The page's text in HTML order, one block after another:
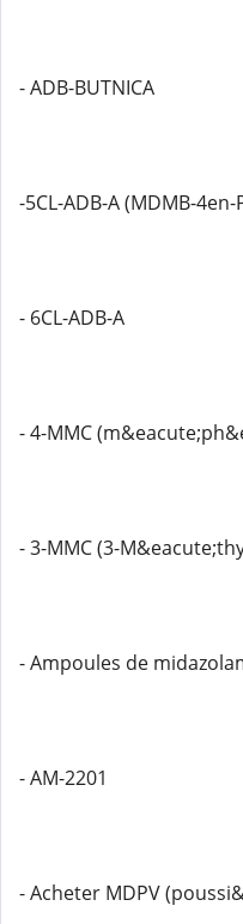
- ADB-BUTNICA
-5CL-ADB-A (MDMB-4en-
- 6CL-ADB-A
- 4-MMC
- 3-MMC (3-
- Ampoules de
- AM-2201
- Acheter MDPV